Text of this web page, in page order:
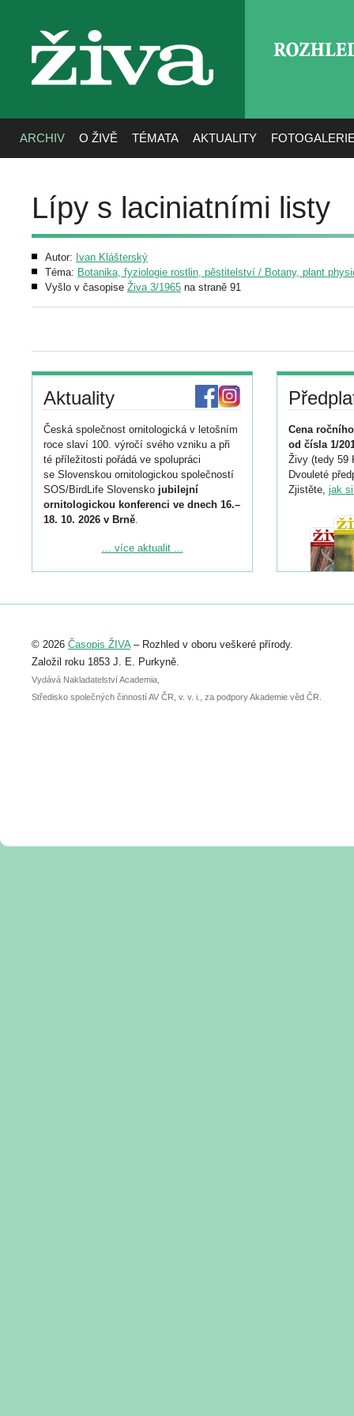
živa
ARCHIV O ŽIVĚ TÉMATA AKTUALITY
Lípy s laciniatními listy
Autor: Ivan Klášterský
Téma: Botanika, fyziologie rostlin, pěstitelství / Botany, plant
Vyšlo v časopise Živa 3/1965 na straně 91
Aktuality
Česká společnost ornitologická v letošním
roce slaví 100. výročí svého vzniku a při
té příležitosti pořádá ve spolupráci
se Slovenskou ornitologickou společností
SOS/BirdLife Slovensko jubilejní
ornitologickou konferenci ve dnech 16.–
18. 10. 2026 v Brně.
Podrobnější informace ke konferenci
Registrovat se můžete do 6. září.
abstraktu přihlášené přednášky nebo
posteru je už 30. června.
... více aktualit ...
Cena
od čísla 1/
Živy (tedy 59
Dvouleté
Zjistěte, jak
© 2026 Časopis ŽIVA– Rozhled v oboru veškeré přírody.
Založil roku 1853 J. E. Purkyně.
Vydává Nakladatelství Academia,
Středisko společných činností AV ČR, v. v. i., za podpory Akademie věd ČR.